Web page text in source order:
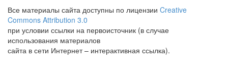
Все материалы сайта доступны по лицензии Creative
Commons Attribution 3.0
при условии ссылки на первоисточник (в случае
использования материалов
сайта в сети Интернет – интерактивная ссылка).